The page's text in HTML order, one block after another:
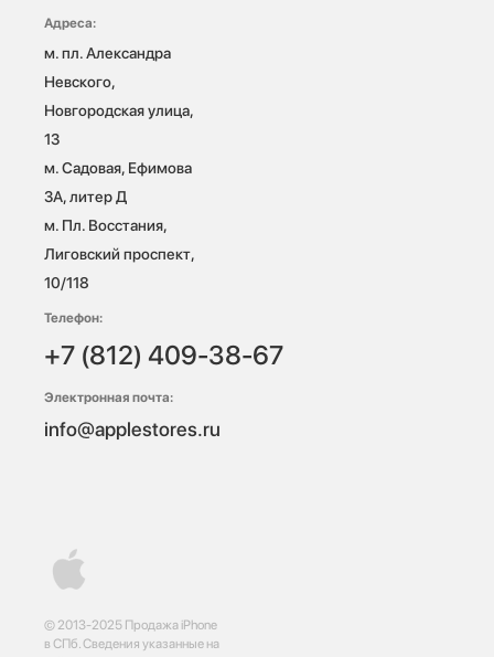
© 2013-2025 Продажа iPhone
в СПб. Сведения указанные на
Адреса:
м. пл. Александра
Невского,
Новгородская улица,
13
м. Садовая, Ефимова
3А, литер Д
м. Пл. Восстания,
Лиговский проспект,
10/118
Телефон:
+7 (812) 409-38-67
Электронная почта:
info@applestores.ru